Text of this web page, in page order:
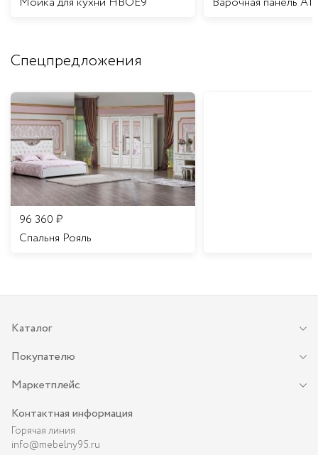
Спецпредложения
96 360 ₽
Спальня Рояль
Каталог
Покупателю
Маркетплейс
Контактная информация
Горячая линия
info@mebelny95.ru